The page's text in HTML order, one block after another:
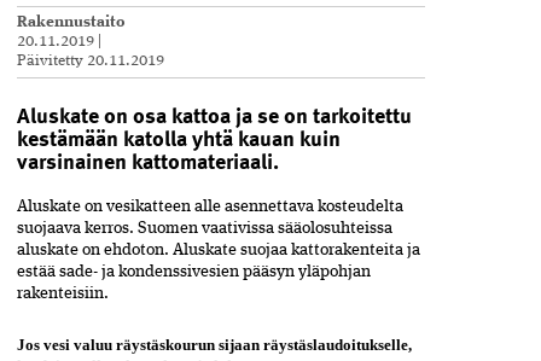
Rakennustaito
20.11.2019
Päivitetty 20.11.2019
Aluskate on osa kattoa ja se on tarkoitettu
kestämään katolla yhtä kauan kuin
varsinainen kattomateriaali.
Aluskate on vesikatteen alle asennettava kosteudelta
suojaava kerros. Suomen vaativissa sääolosuhteissa
aluskate on ehdoton. Aluskate suojaa kattorakenteita ja
estää sade- ja kondenssivesien pääsyn yläpohjan
rakenteisiin.
Jos vesi valuu räystäskourun sijaan räystäslaudoitukselle,